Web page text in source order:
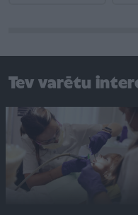
Tev varētu